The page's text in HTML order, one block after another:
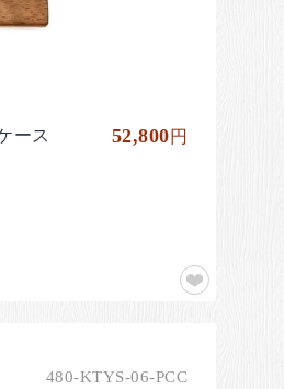
ース
52,800円
480-KTYS-06-PCC